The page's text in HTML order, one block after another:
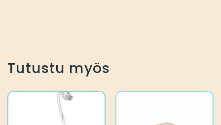
Tutustu myös